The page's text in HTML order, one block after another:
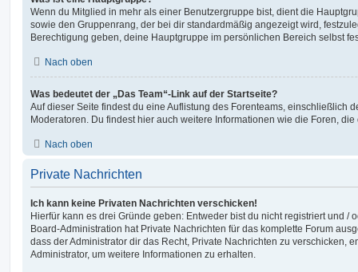
Wenn du Mitglied in mehr als einer Benutzergruppe bist, dient die
sowie den Gruppenrang, der bei dir standardmäßig angezeigt wird,
Berechtigung geben, deine Hauptgruppe im persönlichen Bereich selbst
Nach oben
Was bedeutet der „Das Team“-Link auf der Startseite?
Auf dieser Seite findest du eine Auflistung des Forenteams, einschließlich
Moderatoren. Du findest hier auch weitere Informationen wie die Foren,
Nach oben
Private Nachrichten
Ich kann keine Privaten Nachrichten verschicken!
Hierfür kann es drei Gründe geben: Entweder bist du nicht registriert und /
Board-Administration hat Private Nachrichten für das komplette Forum
dass der Administrator dir das Recht, Private Nachrichten zu verschicken,
Administrator, um weitere Informationen zu erhalten.